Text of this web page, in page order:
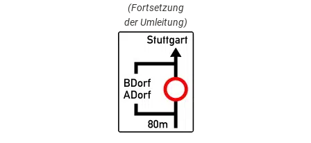
(Fortsetzung
der Umleitung)